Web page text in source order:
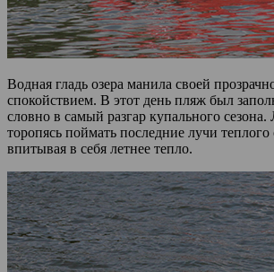
Водная гладь озера манила своей
спокойствием. В этот день пляж был
словно в самый разгар купального
торопясь поймать последние лучи теплого
впитывая в себя летнее тепло.